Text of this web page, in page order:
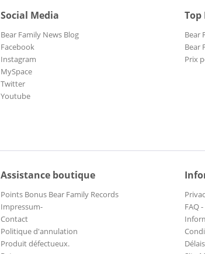
Social Media
Bear Family News Blog
Facebook
Instagram
MySpace
Twitter
Youtube
Top
Bear
Bear
Prix
Assistance boutique
Points Bonus Bear Family Records
Impressum-
Contact
Politique d'annulation
Produit défectueux.
FAQ